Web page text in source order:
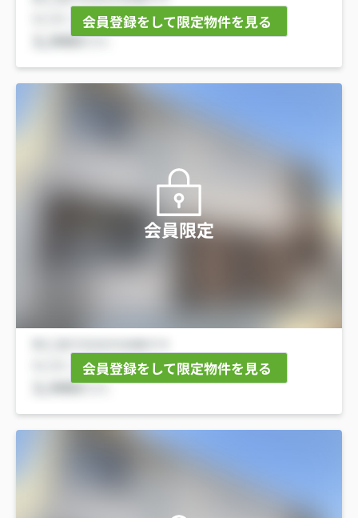
会員登録をして限定物件を見る
会員限定
会員登録をして限定物件を見る